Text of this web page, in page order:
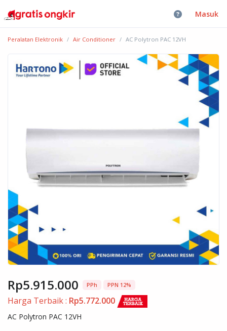
Masuk
Peralatan Elektronik Air Conditioner AC Polytron PAC 12VH
Rp5.915.000 PPh PPN 12%
Harga Terbaik : Rp5.772.000
AC Polytron PAC 12VH